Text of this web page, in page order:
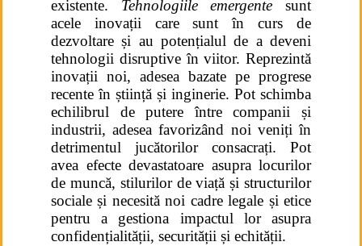
existente.
Tehnologiile emergente sunt
acele inovații care sunt în curs de
dezvoltare și au potențialul de a deveni
tehnologii disruptive în viitor. Reprezintă
inovații noi, adesea bazate pe progrese
recente în știință și inginerie. Pot schimba
echilibrul de putere între companii și
industrii, adesea favorizând noi veniți în
detrimentul jucătorilor consacrați. Pot
avea efecte devastatoare asupra locurilor
de muncă, stilurilor de viață și structurilor
socialeși necesită noi cadre legale și etice
pentru a gestiona impactul lor asupra
confidențialității, securității și echității.